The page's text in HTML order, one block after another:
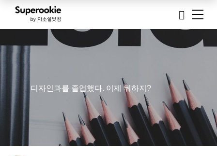
디자인과를 졸업했다. 이제 뭐하지?